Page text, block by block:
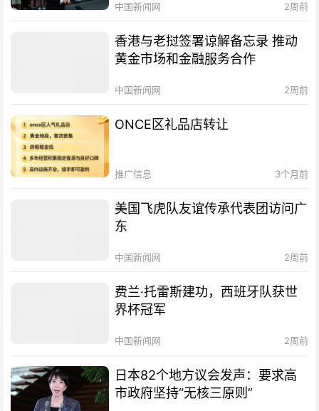
中国新闻网 2周前
香港与老挝签署谅解备忘录 推动
黄金市场和金融服务合作
中国新闻网 2周前
ONCE区礼品店转让
推广信息 3个月前
美国飞虎队友谊传承代表团访问广
东
中国新闻网 2周前
费兰·托雷斯建功，西班牙队获世
界杯冠军
中国新闻网 2周前
日本82个地方议会发声：要求高
市政府坚持“无核三原则”